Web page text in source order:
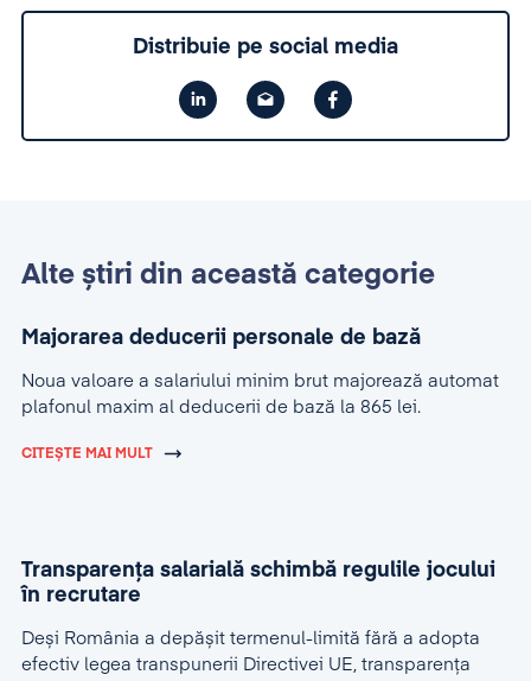
Distribuie pe social media
Alte știri din această categorie
Majorarea deducerii personale de bază
Noua valoare a salariului minim brut majorează automat
plafonul maxim al deducerii de bază la 865 lei.
CITEȘTE MAI MULT
Transparența salarială schimbă regulile jocului
în recrutare
Deși România a depășit termenul-limită fără a adopta
efectiv legea transpunerii Directivei UE, transparența